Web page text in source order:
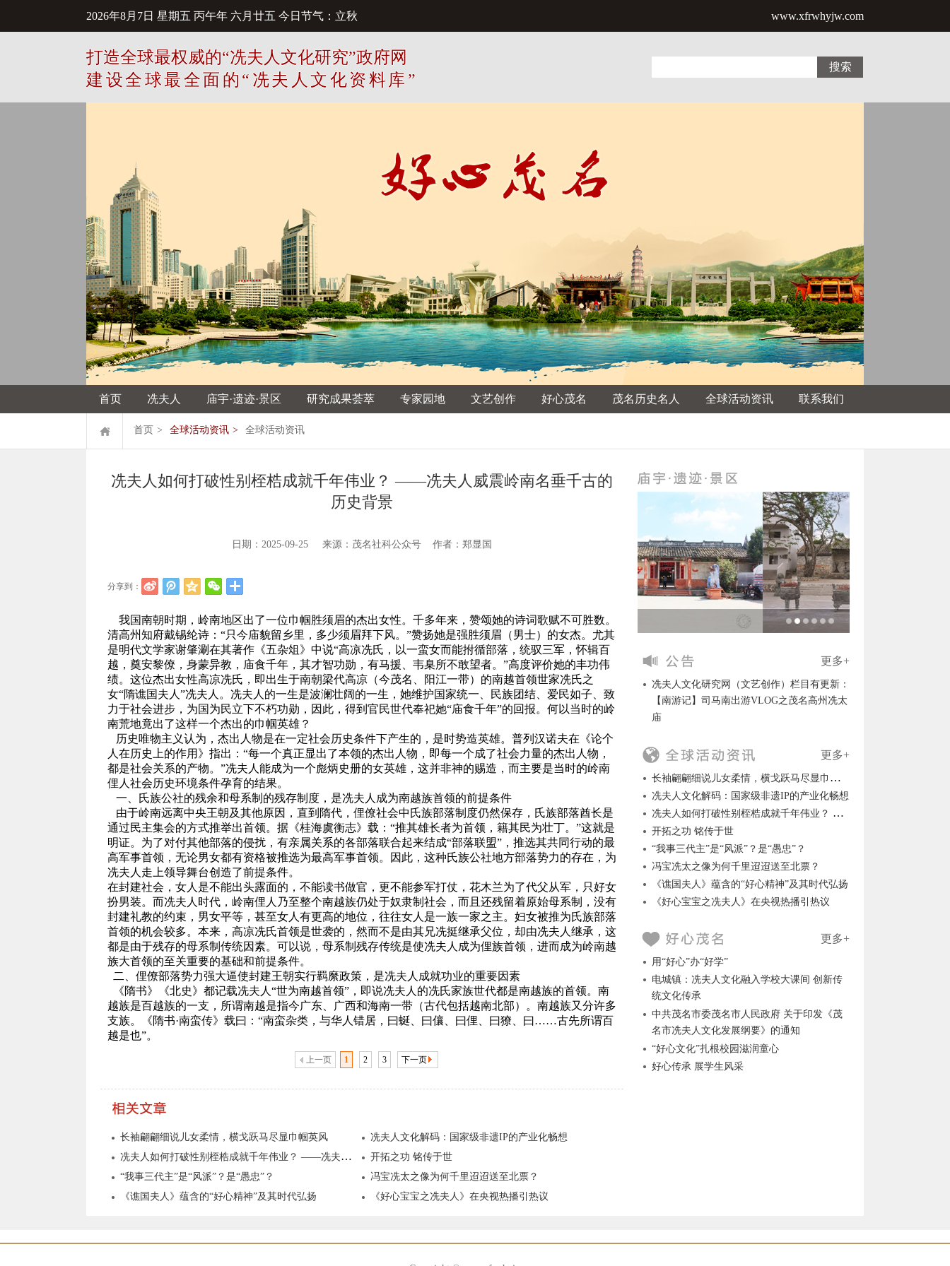
2026年8月7日 星期五 丙午年 六月廿五 今日节气：立秋 www.xfrwhyjw.com
打造全球最权威的“冼夫人文化研究”政府网
建设全球最全面的“冼夫人文化资料库”
首页 冼夫人 庙宇·遗迹·景区 研究成果荟萃 专家园地 文艺创作 好心茂名 茂名历史名人 全球活动资讯 联系我们
首页 > 全球活动资讯 > 全球活动资讯
冼夫人如何打破性别桎梏成就千年伟业？ ——冼夫人威震岭南名垂千古的
历史背景
日期：2025-09-25 来源：茂名社科公众号 作者：郑显国
分享到：
我国南朝时期，岭南地区出了一位巾帼胜须眉的杰出女性。千多年来，赞颂她的诗词歌赋不可胜数。
清高州知府戴锡纶诗：“只今庙貌留乡里，多少须眉拜下风。”赞扬她是强胜须眉（男士）的女杰。尤其
是明代文学家谢肇涮在其著作《五杂俎》中说“高凉冼氏，以一蛮女而能拊循部落，统驭三军，怀辑百
越，奠安黎僚，身蒙异教，庙食千年，其才智功勋，有马援、韦臬所不敢望者。”高度评价她的丰功伟
绩。这位杰出女性高凉冼氏，即出生于南朝梁代高凉（今茂名、阳江一带）的南越首领世家冼氏之
女“隋谯国夫人”冼夫人。冼夫人的一生是波澜壮阔的一生，她维护国家统一、民族团结、爱民如子、致
力于社会进步，为国为民立下不朽功勋，因此，得到官民世代奉祀她“庙食千年”的回报。何以当时的岭
南荒地竟出了这样一个杰出的巾帼英雄？
历史唯物主义认为，杰出人物是在一定社会历史条件下产生的，是时势造英雄。普列汉诺夫在《论个
人在历史上的作用》指出：“每一个真正显出了本领的杰出人物，即每一个成了社会力量的杰出人物，
都是社会关系的产物。”冼夫人能成为一个彪炳史册的女英雄，这并非神的赐造，而主要是当时的岭南
俚人社会历史环境条件孕育的结果。
一、氏族公社的残余和母系制的残存制度，是冼夫人成为南越族首领的前提条件
由于岭南远离中央王朝及其他原因，直到隋代，俚僚社会中氏族部落制度仍然保存，氏族部落酋长是
通过民主集会的方式推举出首领。据《桂海虞衡志》载：“推其雄长者为首领，籍其民为壮丁。”这就是
明证。为了对付其他部落的侵扰，有亲属关系的各部落联合起来结成“部落联盟”，推选其共同行动的最
高军事首领，无论男女都有资格被推选为最高军事首领。因此，这种氏族公社地方部落势力的存在，为
冼夫人走上领导舞台创造了前提条件。
在封建社会，女人是不能出头露面的，不能读书做官，更不能参军打仗，花木兰为了代父从军，只好女
扮男装。而冼夫人时代，岭南俚人乃至整个南越族仍处于奴隶制社会，而且还残留着原始母系制，没有
封建礼教的约束，男女平等，甚至女人有更高的地位，往往女人是一族一家之主。妇女被推为氏族部落
首领的机会较多。本来，高凉冼氏首领是世袭的，然而不是由其兄冼挺继承父位，却由冼夫人继承，这
都是由于残存的母系制传统因素。可以说，母系制残存传统是使冼夫人成为俚族首领，进而成为岭南越
族大首领的至关重要的基础和前提条件。
二、俚僚部落势力强大逼使封建王朝实行羁縻政策，是冼夫人成就功业的重要因素
《隋书》《北史》都记载冼夫人“世为南越首领”，即说冼夫人的冼氏家族世代都是南越族的首领。南
越族是百越族的一支，所谓南越是指今广东、广西和海南一带（古代包括越南北部）。南越族又分许多
支族。《隋书·南蛮传》载曰：“南蛮杂类，与华人错居，曰蜒、曰儴、曰俚、曰獠、曰……古先所谓百
越是也”。
上一页 1 2 3 下一页
长袖翩翩细说儿女柔情，横戈跃马尽显巾帼英风 冼夫人文化解码：国家级非遗IP的产业化畅想
冼夫人如何打破性别桎梏成就千年伟业？ ——冼夫人威震岭南名垂千古的历史背景
开拓之功 铭传于世
“我事三代主”是“风派”？是“愚忠”？
冯宝冼太之像为何千里迢迢送至北票？
《谯国夫人》蕴含的“好心精神”及其时代弘扬
《好心宝宝之冼夫人》在央视热播引热议
更多+
冼夫人文化研究网（文艺创作）栏目有更新：
【南游记】司马南出游VLOG之茂名高州冼太
庙
更多+
长袖翩翩细说儿女柔情，横戈跃马尽显巾帼英风
冼夫人文化解码：国家级非遗IP的产业化畅想
冼夫人如何打破性别桎梏成就千年伟业？ ——冼夫人威震岭南名垂千古的历史背景
开拓之功 铭传于世
“我事三代主”是“风派”？是“愚忠”？
冯宝冼太之像为何千里迢迢送至北票？
《谯国夫人》蕴含的“好心精神”及其时代弘扬
《好心宝宝之冼夫人》在央视热播引热议
更多+
用“好心”办“好学”
电城镇：冼夫人文化融入学校大课间 创新传
统文化传承
中共茂名市委茂名市人民政府 关于印发《茂
名市冼夫人文化发展纲要》的通知
“好心文化”扎根校园滋润童心
好心传承 展学生风采